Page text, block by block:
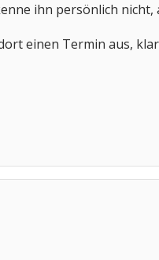
ihn persönlich
einen Termin aus,